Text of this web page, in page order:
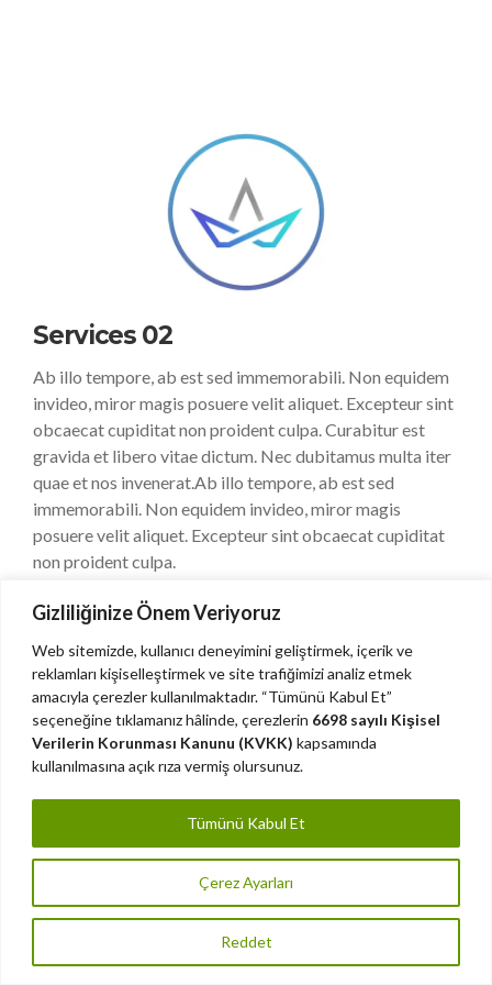
Gizliliğinize Önem Veriyoruz
Web sitemizde, kullanıcı deneyimini geliştirmek, içerik ve
reklamları kişiselleştirmek ve site trafiğimizi analiz etmek
amacıyla çerezler kullanılmaktadır. “Tümünü Kabul Et”
seçeneğine tıklamanız hâlinde, çerezlerin 6698 sayılı Kişisel
Verilerin Korunması Kanunu (KVKK) kapsamında
kullanılmasına açık rıza vermiş olursunuz.
Çerez Ayarları
Reddet
Tümünü Kabul Et
Services 02
Ab illo tempore, ab est sed immemorabili. Non equidem
invideo, miror magis posuere velit aliquet. Excepteur sint
obcaecat cupiditat non proident culpa. Curabitur est
gravida et libero vitae dictum. Nec dubitamus multa iter
quae et nos invenerat.Ab illo tempore, ab est sed
immemorabili. Non equidem invideo, miror magis
posuere velit aliquet. Excepteur sint obcaecat cupiditat
non proident culpa.